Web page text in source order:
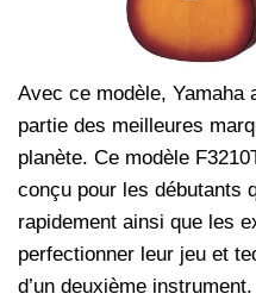
Avec ce modèle, Yamaha
partie des meilleures
planète. Ce modèle
conçu pour les débutants
rapidement ainsi que les
perfectionner leur jeu et
d’un deuxième